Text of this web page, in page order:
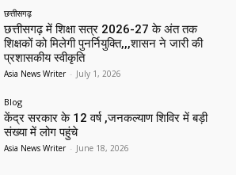
छत्तीसगढ़
छत्तीसगढ़ में शिक्षा सत्र 2026-27 के अंत तक
शिक्षकों को मिलेगी पुनर्नियुक्ति,,,शासन ने जारी की
प्रशासकीय स्वीकृति
Asia News Writer - July 1, 2026
Blog
केंद्र सरकार के 12 वर्ष ,जनकल्याण शिविर में बड़ी
संख्या में लोग पहुंचे
Asia News Writer - June 18, 2026